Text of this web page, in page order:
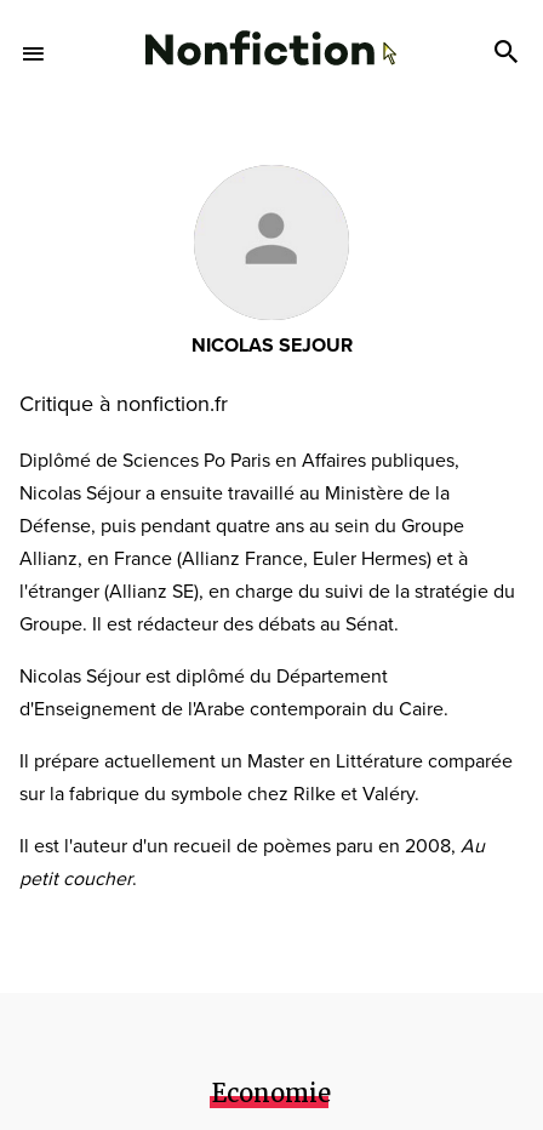
NICOLAS SEJOUR
Critique à nonfiction.fr
Diplômé de Sciences Po Paris en Affaires publiques,
Nicolas Séjour a ensuite travaillé au Ministère de la
Défense, puis pendant quatre ans au sein du Groupe
Allianz, en France (Allianz France, Euler Hermes) et à
l'étranger (Allianz SE), en charge du suivi de la stratégie du
Groupe. Il est rédacteur des débats au Sénat.
Nicolas Séjour est diplômé du Département
d'Enseignement de l'Arabe contemporain du Caire.
Il prépare actuellement un Master en Littérature comparée
sur la fabrique du symbole chez Rilke et Valéry.
Il est l'auteur d'un recueil de poèmes paru en 2008, Au
petit coucher.
Economie